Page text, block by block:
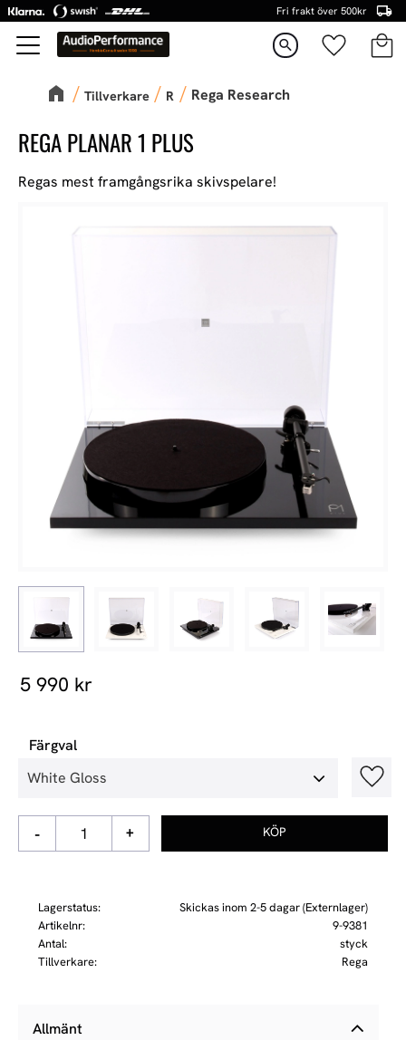
Meny
Fri frakt över 500kr
search Favoriter
Tillverkare R Rega Research
REGA PLANAR 1 PLUS
Regas mest framgångsrika skivspelare!
5 990 kr
Färgval
+
-
Lagerstatus
Skickas inom 2-5 dagar (Externlager)
Artikelnr
9-9381
Antal
styck
Tillverkare
Rega
Allmänt